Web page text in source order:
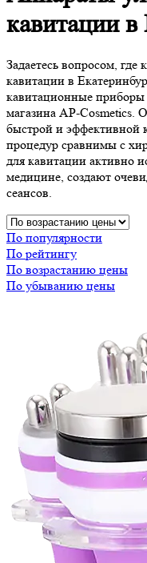
кавитации в
Задаетесь вопросом, где
кавитации в
кавитационные приборы
магазина AP-Cosmetics.
быстрой и эффективной
процедур сравнимы с
для кавитации активно
медицине, создают
сеансов.
По популярности
По рейтингу
По возрастанию цены
По убыванию цены